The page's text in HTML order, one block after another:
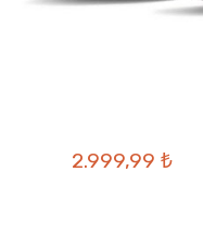
2.999,99 ₺